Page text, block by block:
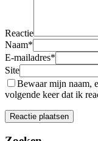
Reactie
Naam*
E-mailadres*
Site
Bewaar mijn naam,
volgende keer dat ik